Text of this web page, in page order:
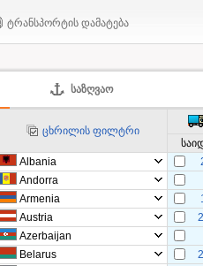
ტრანსპორტის დამატება
ᲡᲐᲖᲦᲕᲐᲝ
ცხრილის ფილტრი
Albania
Andorra
Armenia
Austria
Azerbaijan
Belarus